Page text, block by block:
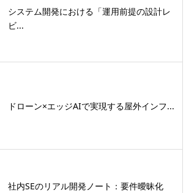
システム開発における「運用前提の設計レ
ビ...
ドローン×エッジAIで実現する屋外インフ...
社内SEのリアル開発ノート：要件曖昧化